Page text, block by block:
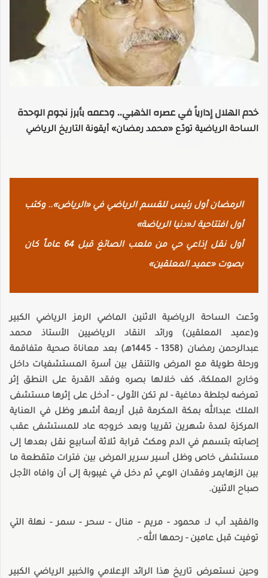
خدم الهلال إدارياً في عصره الذهبي.. ودعمه بأبرز نجوم الوحدة
الساحة الرياضية تودّع «محمد رمضان» أيقونة التاريخ الرياضي
الرمضان أول رئيس للقسم الرياضي في «الرياض».. وكتب
أول افتتاحية لـ«دنيا الرياضة»
أول نقل إذاعي حي من ملعب الصائغ قبل 64 عاماً كان
بصوت «عميد المعلقين»
ودّعت الساحة الرياضية الاثنين الماضي الرمز الرياضي الكبير
و(عميد المعلقين) ورائد النقاد الرياضيين الأستاذ محمد
عبدالرحمن رمضان (1358 - 1445هـ) بعد معاناة صحية متفاقمة
ورحلة طويلة مع المرض والتنقل بين أسرة المستشفيات داخل
وخارج المملكة، كف خلالها بصره وفقد القدرة على النطق إثر
تعرضه لجلطة دماغية - لم تكن الأولى - أدخل على إثرها مستشفى
الملك عبدالله بمكة المكرمة قبل أربعة أشهر وظل في العناية
المركزة لمدة شهرين تقريبا وبعد خروجه عاد للمستشفى عقب
إصابته بتسمم في الدم ومكث قرابة ثلاثة أسابيع نقل بعدها إلى
مستشفى خاص وظل أسير سرير المرض بين فترات متقطعة ما
بين الزهايمر وفقدان الوعي ثم دخل في غيبوبة إلى أن وافاه الأجل
صباح الاثنين.
والفقيد أب لـ: محمود - مريم - منال - سحر - سمر - نهلة التي
توفيت قبل عامين - رحمها الله -.
وحين نستعرض تاريخ هذا الرائد الإعلامي والخبير الرياضي الكبير